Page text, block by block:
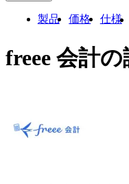
製品 価格 仕様
freee 会計の